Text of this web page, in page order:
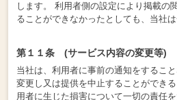
します。 利用者側の設定により掲載の
ることができなかったとしても、当社
第１１条 (サービス内容の変更等)
当社は、利用者に事前の通知をするこ
変更し又は提供を中止することができ
用者に生じた損害について一切の責任を